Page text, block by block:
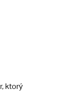
ktorý